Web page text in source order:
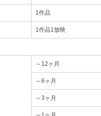
1作品
1作品1放映
～12ヶ月
～6ヶ月
～3ヶ月